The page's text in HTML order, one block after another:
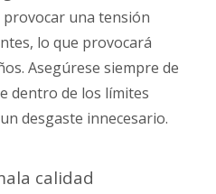
provocar una tensión
lo que provocará
Asegúrese siempre de
dentro de los límites
desgaste innecesario.
calidad